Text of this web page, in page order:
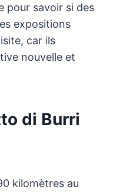
pour savoir si des
expositions
car ils
nouvelle et
di Burri
kilomètres au